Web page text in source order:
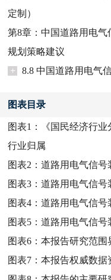
定制）
第8章：中国道路用电
规划策略建议
+
8.8 中国道路用电气
图表目录
图表1：
《国民经济行
行业归属
图表2：道路用电气信号
图表3：道路用电气信号
图表4：道路用电气信号
图表5：道路用电气信号
图表6：本报告研究范围
图表7：本报告权威数据